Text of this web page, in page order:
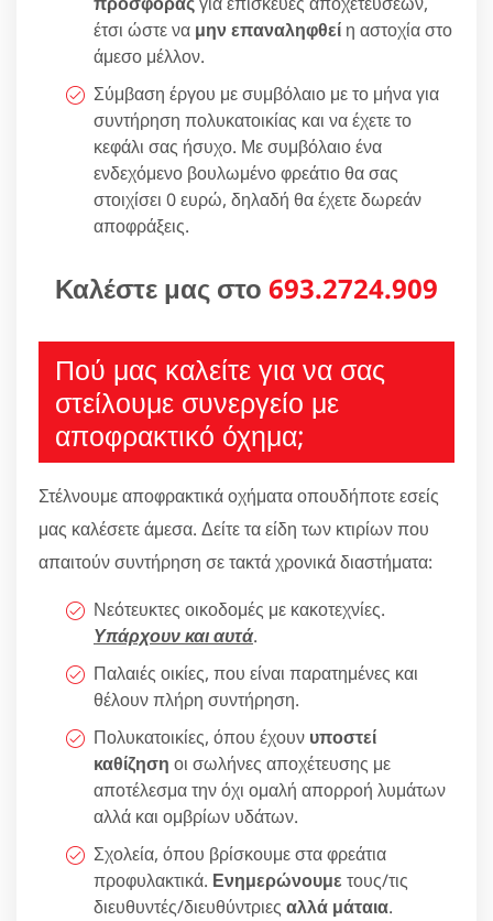
έτσι ώστε να μην επαναληφθεί η αστοχία στο
άμεσο μέλλον.
Σύμβαση έργου με συμβόλαιο με το μήνα για
συντήρηση πολυκατοικίας και να έχετε το
κεφάλι σας ήσυχο. Με συμβόλαιο ένα
ενδεχόμενο βουλωμένο φρεάτιο θα σας
στοιχίσει 0 ευρώ, δηλαδή θα έχετε δωρεάν
αποφράξεις.
Καλέστε μας στο 693.2724.909
Πού μας καλείτε για να σας
στείλουμε συνεργείο με
αποφρακτικό όχημα;
Στέλνουμε αποφρακτικά οχήματα οπουδήποτε εσείς
μας καλέσετε άμεσα. Δείτε τα είδη των κτιρίων που
απαιτούν συντήρηση σε τακτά χρονικά διαστήματα:
Νεότευκτες οικοδομές με κακοτεχνίες.
Υπάρχουν και αυτά.
Παλαιές οικίες, που είναι παρατημένες και
θέλουν πλήρη συντήρηση.
Πολυκατοικίες, όπου έχουν υποστεί
καθίζηση οι σωλήνες αποχέτευσης με
αποτέλεσμα την όχι ομαλή απορροή λυμάτων
αλλά και ομβρίων υδάτων.
Σχολεία, όπου βρίσκουμε στα φρεάτια
προφυλακτικά. Ενημερώνουμε τους/τις
διευθυντές/διευθύντριες αλλά μάταια.